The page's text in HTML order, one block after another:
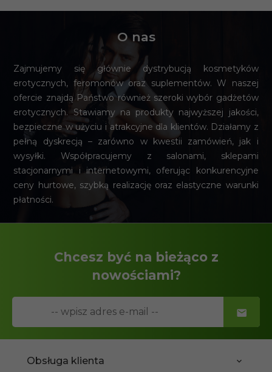
O nas
Zajmujemy się głównie dystrybucją kosmetyków
erotycznych, feromonów oraz suplementów. W naszej
ofercie znajdą Państwo również szeroki wybór gadżetów
erotycznych. Stawiamy na produkty najwyższej jakości,
bezpieczne w użyciu i atrakcyjne dla klientów. Działamy z
pełną dyskrecją – zarówno w kwestii zamówień, jak i
wysyłki. Współpracujemy z salonami, sklepami
stacjonarnymi i internetowymi, oferując konkurencyjne
ceny hurtowe, szybką realizację oraz elastyczne warunki
płatności.
Chcesz być na bieżąco z
nowościami?
Obsługa klienta